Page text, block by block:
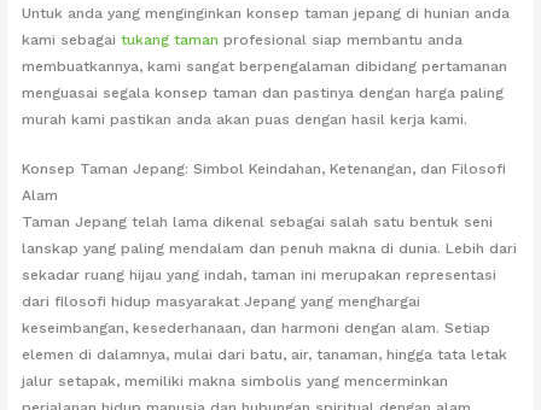
Untuk anda yang menginginkan konsep taman jepang di hunian anda
kami sebagaitukang taman profesional siap membantu anda
membuatkannya, kami sangat berpengalaman dibidang pertamanan
menguasai segala konsep taman dan pastinya dengan harga paling
murah kami pastikan anda akan puas dengan hasil kerja kami.
Konsep Taman Jepang: Simbol Keindahan, Ketenangan, dan Filosofi
Alam
Taman Jepang telah lama dikenal sebagai salah satu bentuk seni
lanskap yang paling mendalam dan penuh makna di dunia. Lebih dari
sekadar ruang hijau yang indah, taman ini merupakan representasi
dari filosofi hidup masyarakat Jepang yang menghargai
keseimbangan, kesederhanaan, dan harmoni dengan alam. Setiap
elemen di dalamnya, mulai dari batu, air, tanaman, hingga tata letak
jalur setapak, memiliki makna simbolis yang mencerminkan